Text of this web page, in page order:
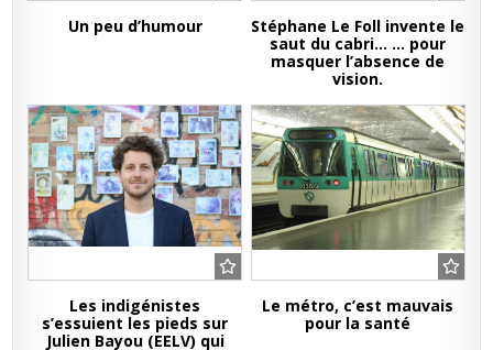
Un peu d’humour
Stéphane Le Foll invente le
saut du cabri… … pour
masquer l’absence de
vision.
Les indigénistes
s’essuient les pieds sur
Julien Bayou (EELV) qui
Le métro, c’est mauvais
pour la santé